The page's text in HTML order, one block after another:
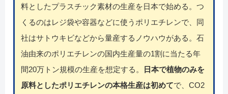
料としたプラスチック素材の生産を日本で始める。つ
くるのはレジ袋や容器などに使うポリエチレンで、同
社はサトウキビなどから量産するノウハウがある。石
油由来のポリエチレンの国内生産量の1割に当たる年
間20万トン規模の生産を想定する。
日本で植物のみを
原料としたポリエチレンの本格生産は初めてで、CO2